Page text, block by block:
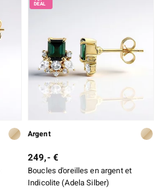
Argent
249,- €
Boucles d'oreilles en argent et
Indicolite (Adela Silber)